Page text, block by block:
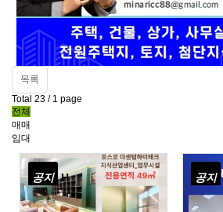
목록
Total 23 /1 page
전체
매매
임대
공지 H 공지